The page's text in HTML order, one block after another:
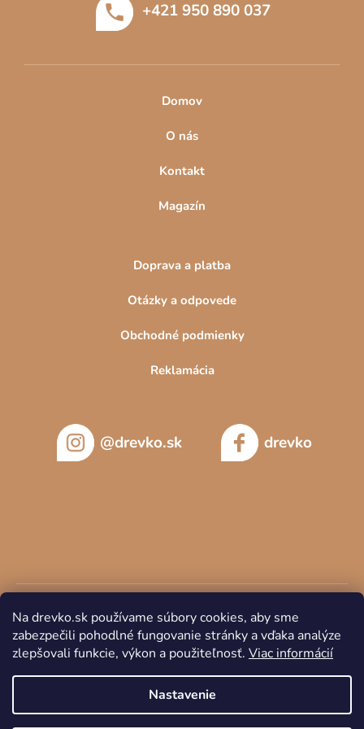
Na drevko.sk používame súbory cookies, aby sme
zabezpečili pohodlné fungovanie stránky a vďaka analýze
zlepšovali funkcie, výkon a použiteľnosť. Viac informácií
Nastavenie
Obrazy do chodby
Obrazy do obývačky
+421 950 890 037
Domov
O nás
Kontakt
Magazín
Doprava a platba
Otázky a odpovede
Obchodné podmienky
Reklamácia
@drevko.sk drevko